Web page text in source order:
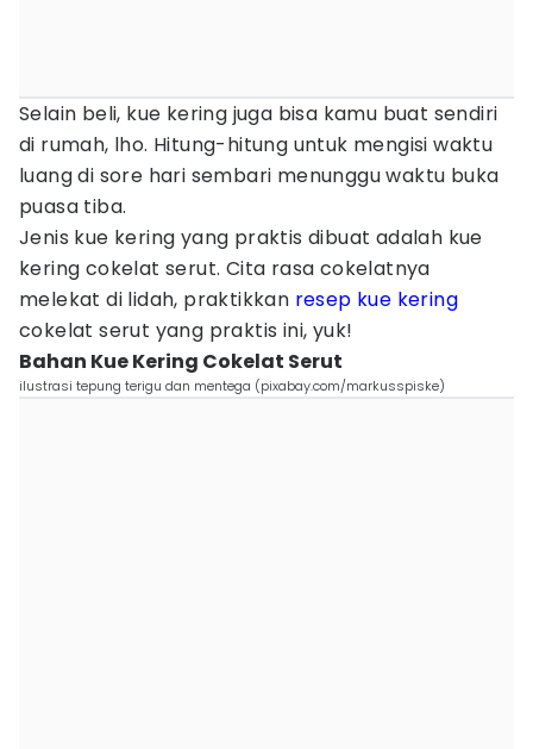
Selain beli, kue kering juga bisa kamu buat sendiri
di rumah, lho. Hitung-hitung untuk mengisi waktu
luang di sore hari sembari menunggu waktu buka
puasa tiba.
Jenis kue kering yang praktis dibuat adalah kue
kering cokelat serut. Cita rasa cokelatnya
melekat di lidah, praktikkan resep kue kering
cokelat serut yang praktis ini, yuk!
Bahan Kue Kering Cokelat Serut
ilustrasi tepung terigu dan mentega (pixabay.com/markusspiske)